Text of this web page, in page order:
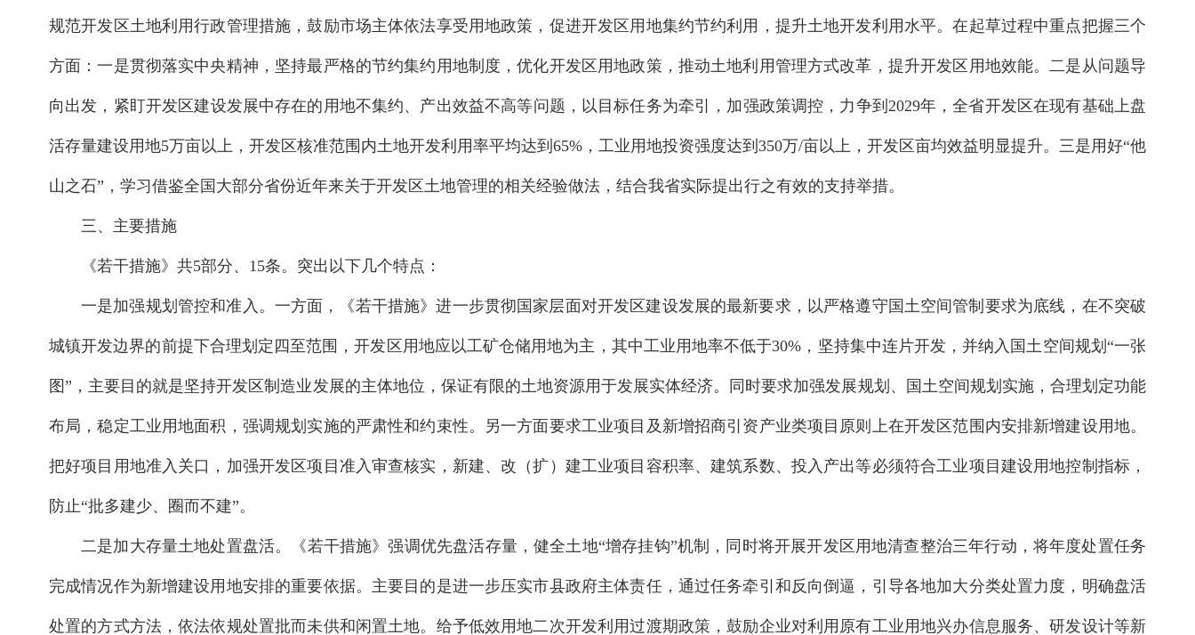
规范开发区土地利用行政管理措施，鼓励市场主体依法享受用地政策，促进开发区用地集约节约利用，提升土地开发利用水平。在起草过程中重点把握三个
方面：一是贯彻落实中央精神，坚持最严格的节约集约用地制度，优化开发区用地政策，推动土地利用管理方式改革，提升开发区用地效能。二是从问题导
向出发，紧盯开发区建设发展中存在的用地不集约、产出效益不高等问题，以目标任务为牵引，加强政策调控，力争到2029年，全省开发区在现有基础上盘
活存量建设用地5万亩以上，开发区核准范围内土地开发利用率平均达到65%，工业用地投资强度达到350万/亩以上，开发区亩均效益明显提升。三是用好“他
山之石”，学习借鉴全国大部分省份近年来关于开发区土地管理的相关经验做法，结合我省实际提出行之有效的支持举措。
三、主要措施
《若干措施》共5部分、15条。突出以下几个特点：
一是加强规划管控和准入。一方面，《若干措施》进一步贯彻国家层面对开发区建设发展的最新要求，以严格遵守国土空间管制要求为底线，在不突破
城镇开发边界的前提下合理划定四至范围，开发区用地应以工矿仓储用地为主，其中工业用地率不低于30%，坚持集中连片开发，并纳入国土空间规划“一张
图”，主要目的就是坚持开发区制造业发展的主体地位，保证有限的土地资源用于发展实体经济。同时要求加强发展规划、国土空间规划实施，合理划定功能
布局，稳定工业用地面积，强调规划实施的严肃性和约束性。另一方面要求工业项目及新增招商引资产业类项目原则上在开发区范围内安排新增建设用地。
把好项目用地准入关口，加强开发区项目准入审查核实，新建、改（扩）建工业项目容积率、建筑系数、投入产出等必须符合工业项目建设用地控制指标，
防止“批多建少、圈而不建”。
二是加大存量土地处置盘活。《若干措施》强调优先盘活存量，健全土地“增存挂钩”机制，同时将开展开发区用地清查整治三年行动，将年度处置任务
完成情况作为新增建设用地安排的重要依据。主要目的是进一步压实市县政府主体责任，通过任务牵引和反向倒逼，引导各地加大分类处置力度，明确盘活
处置的方式方法，依法依规处置批而未供和闲置土地。给予低效用地二次开发利用过渡期政策，鼓励企业对利用原有工业用地兴办信息服务、研发设计等新